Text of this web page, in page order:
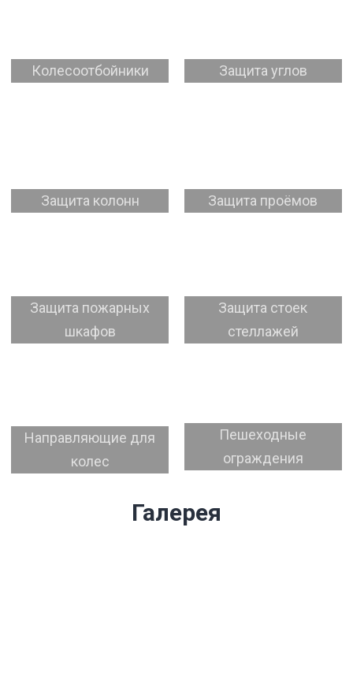
Колесоотбойники Защита углов
Защита колонн Защита проёмов
Защита пожарных
шкафов
Защита стоек
стеллажей
Направляющие для
колес
Пешеходные
ограждения
Галерея